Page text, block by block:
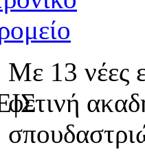
Με 13 νέες
φετινή